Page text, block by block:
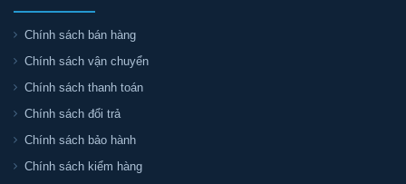
Chính sách bán hàng
Chính sách vận chuyển
Chính sách thanh toán
Chính sách đổi trả
Chính sách bảo hành
Chính sách kiểm hàng